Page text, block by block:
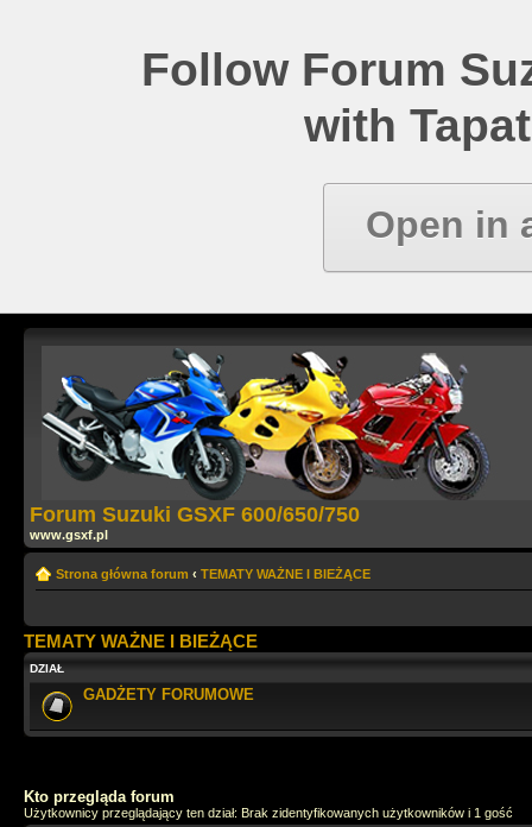
Follow Forum
with
Open in
Forum Suzuki GSXF 600/650/750
www.gsxf.pl
Strona główna forum ‹ TEMATY WAŻNE I BIEŻĄCE
TEMATY WAŻNE I BIEŻĄCE
DZIAŁ
GADŻETY FORUMOWE
Kto przegląda forum
Użytkownicy przeglądający ten dział: Brak zidentyfikowanych użytkowników i 1 gość